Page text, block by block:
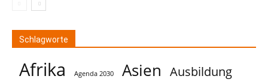
Schlagworte
Afrika Agenda 2030 Asien Ausbildung